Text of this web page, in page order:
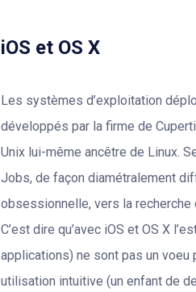
iOS et OS X
Les systèmes d’exploitation
développés par la firme de
Unix lui-même ancêtre de Linux.
Jobs, de façon diamétralement
obsessionnelle, vers la recherche
C’est dire qu’avec iOS et OS X
applications) ne sont pas un voeu
utilisation intuitive (un enfant de